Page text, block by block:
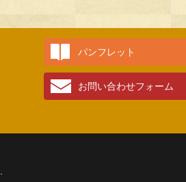
パンフレット
お問い合わせフォーム